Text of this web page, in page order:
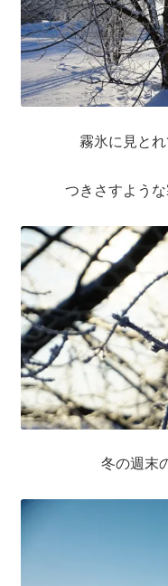
霧氷に見と
つきさすような
冬の週末